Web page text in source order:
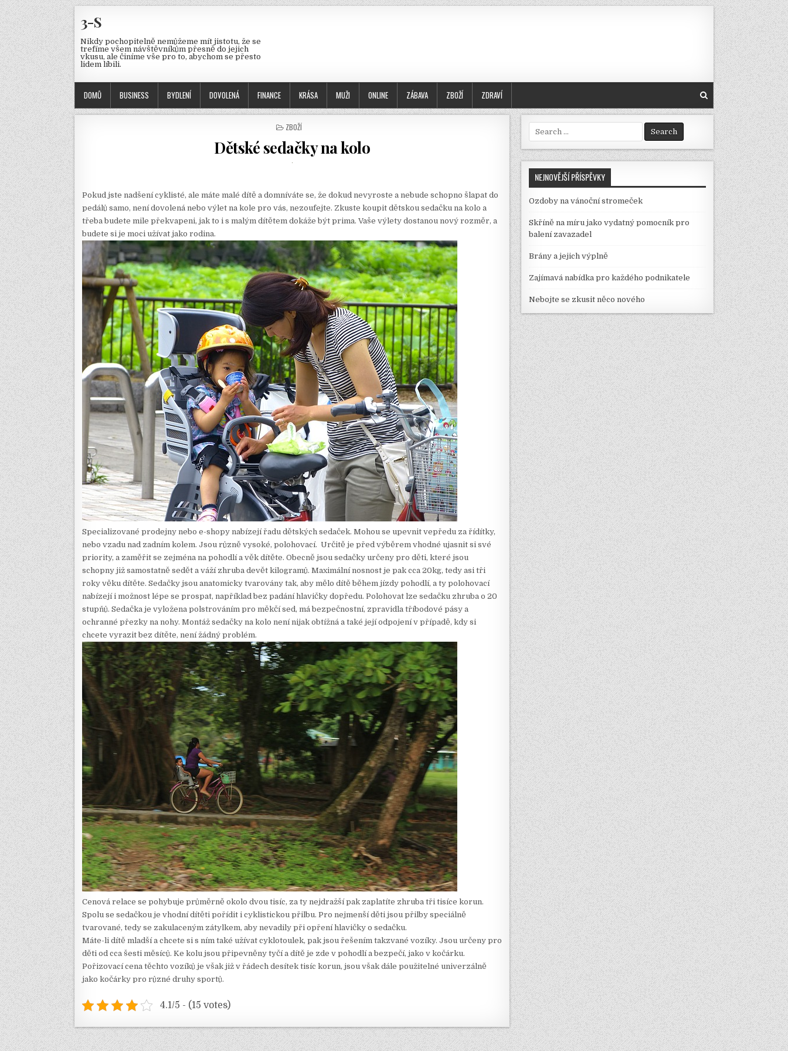
3-S
Nikdy pochopitelně nemůžeme mít jistotu, že se
trefíme všem návštěvníkům přesně do jejich
vkusu, ale činíme vše pro to, abychom se přesto
lidem líbili.
DOMŮ BUSINESS BYDLENÍ DOVOLENÁ FINANCE KRÁSA MUŽI ONLINE ZÁBAVA ZBOŽÍ ZDRAVÍ
POSTED
ZBOŽÍ
Dětské sedačky na kolo
Pokud jste nadšení cyklisté, ale máte malé dítě a domníváte se, že dokud nevyroste a nebude schopno šlapat do
pedálů samo, není dovolená nebo výlet na kole pro vás, nezoufejte. Zkuste koupit dětskou sedačku na kolo a
třeba budete mile překvapeni, jak to i s malým dítětem dokáže být prima. Vaše výlety dostanou nový rozměr, a
budete si je moci užívat jako rodina.
Specializované prodejny nebo e-shopy nabízejí řadu dětských sedaček. Mohou se upevnit vepředu za řídítky,
nebo vzadu nad zadním kolem. Jsou různě vysoké, polohovací. Určitě je před výběrem vhodné ujasnit si své
priority, a zaměřit se zejména na pohodlí a věk dítěte. Obecně jsou sedačky určeny pro děti, které jsou
schopny již samostatně sedět a váží zhruba devět kilogramů. Maximální nosnost je pak cca 20kg, tedy asi tři
roky věku dítěte. Sedačky jsou anatomicky tvarovány tak, aby mělo dítě během jízdy pohodlí, a ty polohovací
nabízejí i možnost lépe se prospat, například bez padání hlavičky dopředu. Polohovat lze sedačku zhruba o 20
stupňů. Sedačka je vyložena polstrováním pro měkčí sed, má bezpečnostní, zpravidla tříbodové pásy a
ochranné přezky na nohy. Montáž sedačky na kolo není nijak obtížná a také její odpojení v případě, kdy si
chcete vyrazit bez dítěte, není žádný problém.
Cenová relace se pohybuje průměrně okolo dvou tisíc, za ty nejdražší pak zaplatíte zhruba tři tisíce korun.
Spolu se sedačkou je vhodní dítěti pořídit i cyklistickou přilbu. Pro nejmenší děti jsou přilby speciálně
tvarované, tedy se zakulaceným zátylkem, aby nevadily při opření hlavičky o sedačku.
Máte-li dítě mladší a chcete si s ním také užívat cyklotoulek, pak jsou řešením takzvané vozíky. Jsou určeny pro
děti od cca šesti měsíců. Ke kolu jsou připevněny tyčí a dítě je zde v pohodlí a bezpečí, jako v kočárku.
Pořizovací cena těchto vozíků je však již v řádech desítek tisíc korun, jsou však dále použitelné univerzálně
jako kočárky pro různé druhy sportů.
4.1/5 - (15 votes)
Search
for:
NEJNOVĚJŠÍ PŘÍSPĚVKY
Ozdoby na vánoční stromeček
Skříně na míru jako vydatný pomocník pro
balení zavazadel
Brány a jejich výplně
Zajímavá nabídka pro každého podnikatele
Nebojte se zkusit něco nového